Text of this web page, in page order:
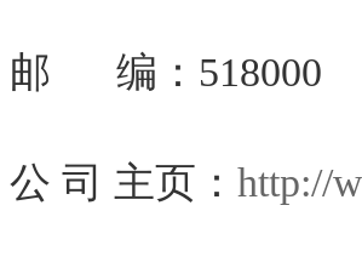
邮 编：518000
公 司 主页： http://